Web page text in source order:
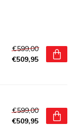
€599,00
€509,95
€599,00
€509,95